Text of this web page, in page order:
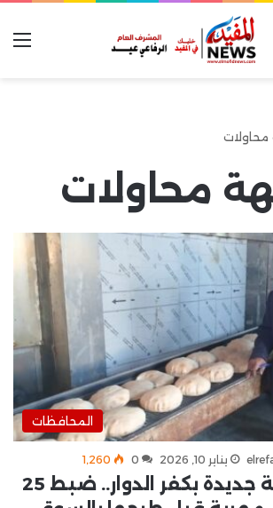
محاولات
المحافظات
يناير 10, 2026 0 1٬260
ضربة تموينية جديدة بكفر الدوار.. ضبط 25